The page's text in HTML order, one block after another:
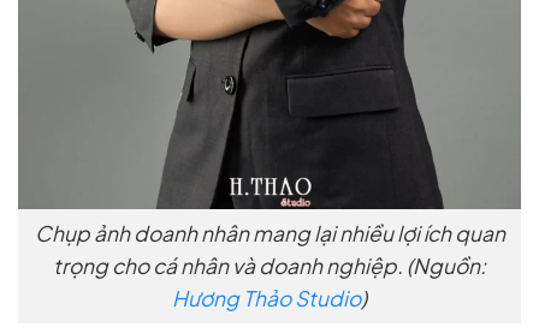
Chụp ảnh doanh nhân mang lại nhiều lợi ích quan
trọng cho cá nhân và doanh nghiệp. (Nguồn:
Hương Thảo Studio)